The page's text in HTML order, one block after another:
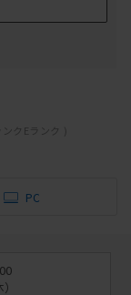
クEランク )
PC